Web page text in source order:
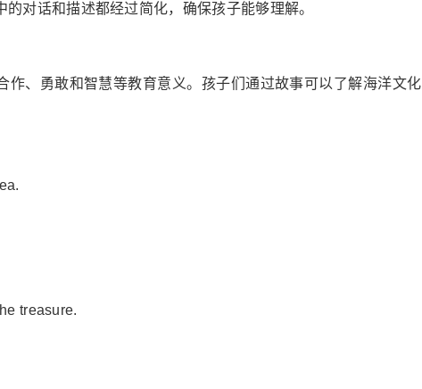
对话和描述都经过简化，确保孩子能够理解。
作、勇敢和智慧等教育意义。孩子们通过故事可以了解海洋文化
treasure.